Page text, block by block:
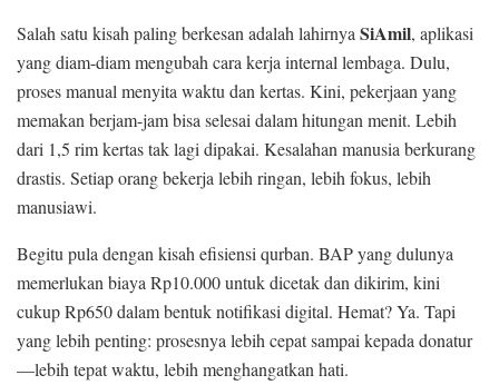
Salah satu kisah paling berkesan adalah lahirnya SiAmil, aplikasi
yang diam-diam mengubah cara kerja internal lembaga. Dulu,
proses manual menyita waktu dan kertas. Kini, pekerjaan yang
memakan berjam-jam bisa selesai dalam hitungan menit. Lebih
dari 1,5 rim kertas tak lagi dipakai. Kesalahan manusia berkurang
drastis. Setiap orang bekerja lebih ringan, lebih fokus, lebih
manusiawi.
Begitu pula dengan kisah efisiensi qurban. BAP yang dulunya
memerlukan biaya Rp10.000 untuk dicetak dan dikirim, kini
cukup Rp650 dalam bentuk notifikasi digital. Hemat? Ya. Tapi
yang lebih penting: prosesnya lebih cepat sampai kepada donatur
—lebih tepat waktu, lebih menghangatkan hati.